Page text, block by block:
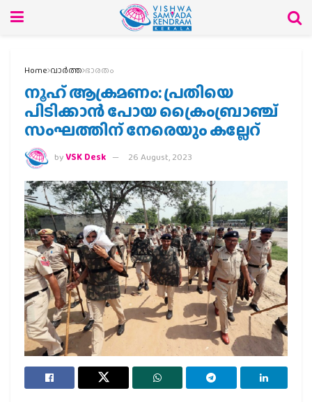
Home വാര്‍ത്ത ഭാരതം
നൂഹ് ആക്രമണം: പ്രതിയെ
പിടിക്കാന്‍ പോയ ക്രൈംബ്രാഞ്ച്
സംഘത്തിന് നേരെയും കല്ലേറ്
byVSK Desk 26 August, 2023